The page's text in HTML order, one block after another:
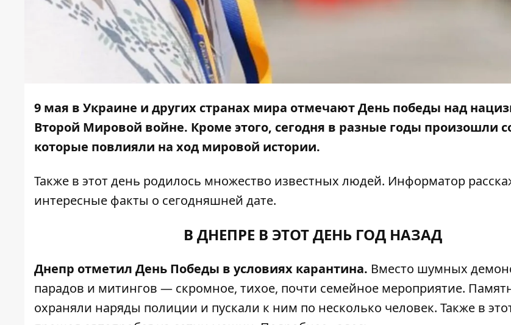
9 мая в Украине и других странах мира отмечают День победы над
Второй Мировой войне. Кроме этого, сегодня в разные годы произошли
которые повлияли на ход мировой истории.
Также в этот день родилось множество известных людей. Информатор
интересные факты о сегодняшней дате.
В ДНЕПРЕ В ЭТОТ ДЕНЬ ГОД НАЗАД
Днепр отметил День Победы в условиях карантина. Вместо шумных
парадов и митингов — скромное, тихое, почти семейное мероприятие.
охраняли наряды полиции и пускали к ним по несколько человек. Также в